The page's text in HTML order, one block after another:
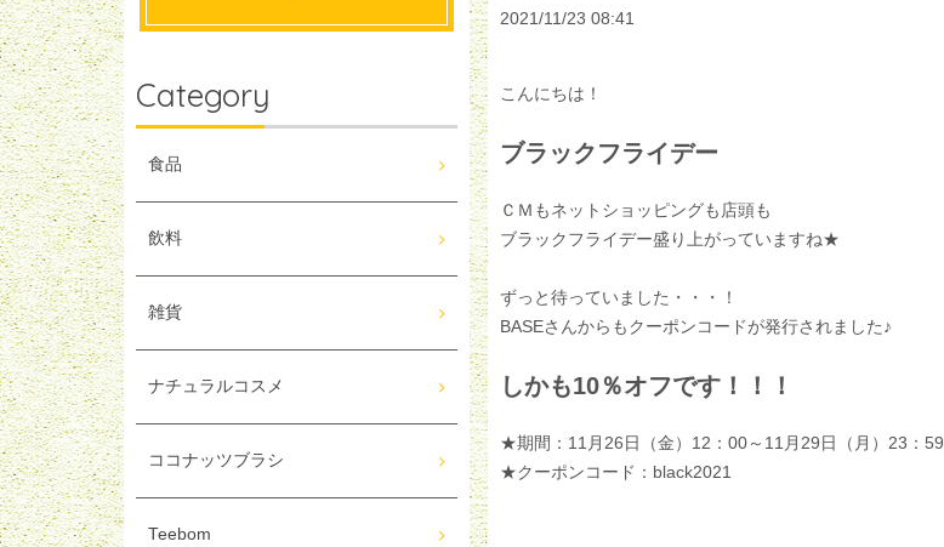
2021/11/23 08:41
こんにちは！
ブラックフライデー
ＣＭもネットショッピングも店頭も
ブラックフライデー盛り上がっていますね★
ずっと待っていました・・・！
BASEさんからもクーポンコードが発行されました♪
しかも10％オフです！！！
★期間：11月26日（金）12：00～11月29日（月）23：59
★クーポンコード：black2021
Category
食品
飲料
雑貨
ナチュラルコスメ
ココナッツブラシ
Teebom